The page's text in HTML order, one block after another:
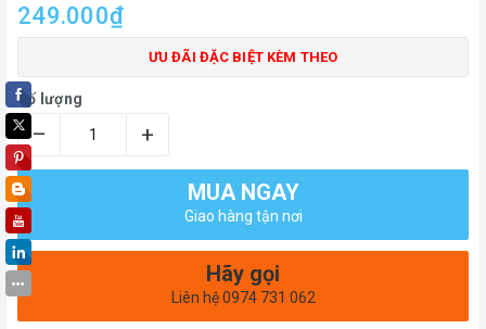
249.000₫
ƯU ĐÃI ĐẶC BIỆT KÈM THEO
Số lượng
– +
MUA NGAY
Giao hàng tận nơi
Hãy gọi
Liên hệ 0974 731 062